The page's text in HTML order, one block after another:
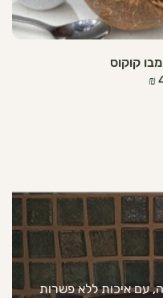
קוקוס
₪
עם איכות ללא פשרות